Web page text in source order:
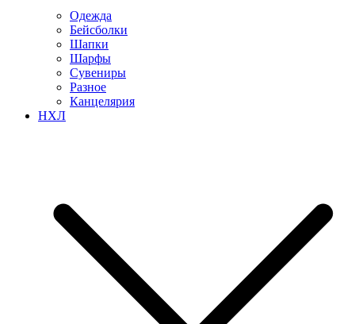
Одежда
Бейсболки
Шапки
Шарфы
Сувениры
Разное
Канцелярия
НХЛ